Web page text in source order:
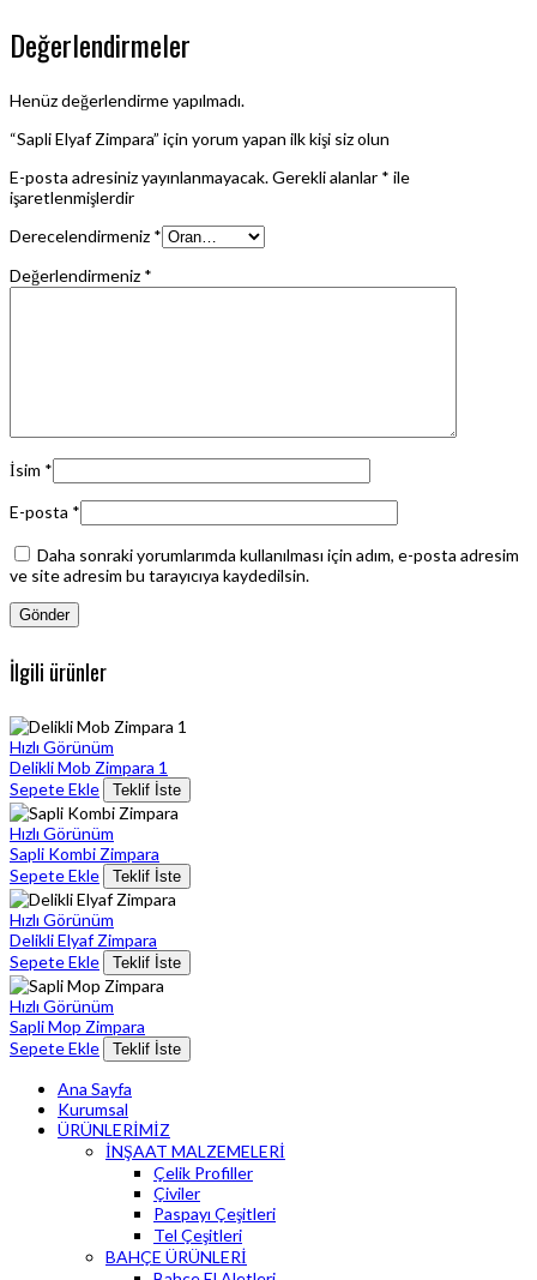
Değerlendirmeler
Henüz değerlendirme yapılmadı.
“Sapli Elyaf Zimpara” için yorum yapan ilk kişi siz olun
E-posta adresiniz yayınlanmayacak.Gerekli alanlar * ile
işaretlenmişlerdir
Derecelendirmeniz *
Değerlendirmeniz *
İsim *
E-posta *
Daha sonraki yorumlarımda kullanılması için adım, e-posta adresim
ve site adresim bu tarayıcıya kaydedilsin.
İlgili ürünler
Hızlı Görünüm
Delikli Mob Zimpara 1
Sepete Ekle
Teklif İste
Hızlı Görünüm
Sapli Kombi Zimpara
Sepete Ekle
Teklif İste
Hızlı Görünüm
Delikli Elyaf Zimpara
Sepete Ekle
Teklif İste
Hızlı Görünüm
Sapli Mop Zimpara
Sepete Ekle
Teklif İste
Ana Sayfa
Kurumsal
ÜRÜNLERİMİZ
İNŞAAT MALZEMELERİ
Çelik Profiller
Çiviler
Paspayı Çeşitleri
Tel Çeşitleri
BAHÇE ÜRÜNLERİ